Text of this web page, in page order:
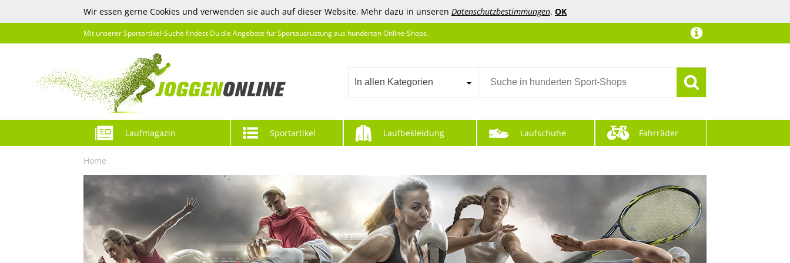
Wir essen gerne Cookies und verwenden sie auch auf dieser Website. Mehr dazu in unseren Datenschutzbestimmungen. OK
Mit unserer Sportartikel-Suche findest Du die Angebote für Sportausrüstung aus hunderten Online-Shops.
In allen Kategorien
Laufmagazin Sportartikel Laufbekleidung Laufschuhe Fahrräder
Home